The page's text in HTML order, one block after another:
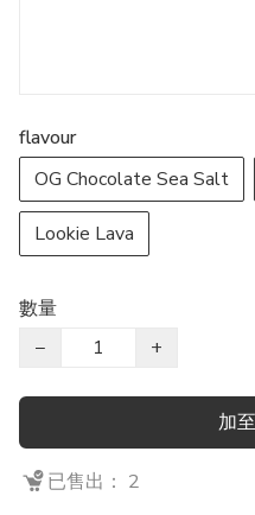
flavour
OG Chocolate Sea Salt
Lookie Lava
數量
−
+
加
已售出： 2